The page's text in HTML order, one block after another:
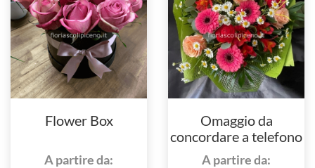
Flower Box
A partire da:
Omaggio da
concordare a telefono
al nostro numero
A partire da: